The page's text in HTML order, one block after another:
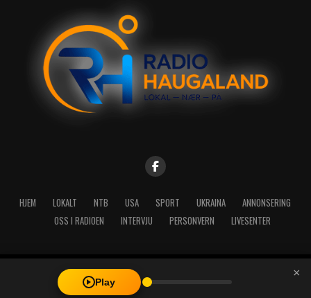
HJEM LOKALT NTB USA SPORT UKRAINA
ANNONSERING
OSS I RADIOEN
INTERVJU PERSONVERN LIVESENTER
Copyright © 2026 A-Media AS | Radio Haugaland - Haraldsgata 114,
5527 Haugesund - Mail: post@radioh.no - Telefon: 52717273
Play
×